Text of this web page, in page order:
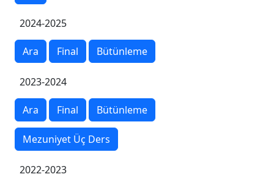
2024-2025
Ara Final Bütünleme
2023-2024
Ara Final Bütünleme
Mezuniyet Üç Ders
2022-2023